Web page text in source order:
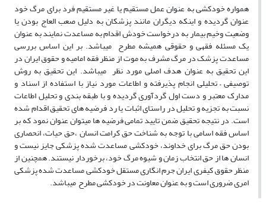
همواره خودکشی به عنوان عمل مستقیم یا غیر مستقیم فرد برای مرگ خود
عنوان گردیده و اینکه دیگران مانند پزشکان به دلیل صعب العاج بودن یا
وضعیت وخیم بیمار به درخواست خودش اقدام به مساعدت نمایند به عنوان
یک مسئله فقهی و حقوقی همیشه مطرح میباشد. بر این اساس بررسی
مساعدت پزشک در مرگ مشرف به موت از منظر فقه امامیه و حقوق ایران در
این تحقیق به عنوان هدف اصلی مورد نظر میباشد. این تحقیق به روش
توصیفی – تحلیلی انجام پذیرفته و اطاعات مورد نیاز با استفاده از اسناد و
مدارک معتبر و دست اول گردآوری گردیده و با طبقه بندی و تحلیل اطاعات
نسبت به تجزیه و تحلیل در راستای اثبات یا رد فرضیه های تحقیق اقدام شده
است. در نتیجه تحقیق ضمن تایید تمامی فرضیه ها میتوان عنوان نمود که بر
اساس فقه اسامی با توجه به شناخت حق کرامت انسان ،حق حیات، انحصاری
بودن حق مرگ برای خداوند، خودکشی مساعدت شده پزشکی جایز نیست و
انسان ها از حق انتخاب زمان و شیوه مرگ خود، برخوردار نیستند. همچنین از
منظر حقوق کیفری ایران جرم انگاری مستقل خودکشی مساعدت شده پزشکی
امری ضروری است و به عنوان معاونت در خودکشی مطرح میباشد.